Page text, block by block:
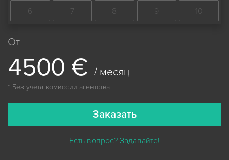
6 7 8 9 10
От
4500 € / месяц
* Без учета комиссии агентства
Заказать
Есть вопрос? Задавайте!